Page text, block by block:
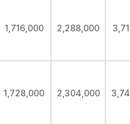
1,716,000 2,288,000
1,728,000 2,304,000